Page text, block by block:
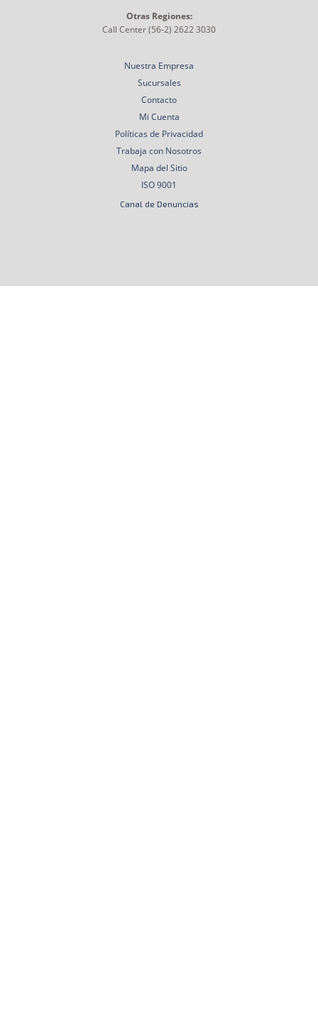
Otras Regiones:
Call Center (56-2) 2622 3030
Nuestra Empresa
Sucursales
Contacto
Mi Cuenta
Políticas de Privacidad
Trabaja con Nosotros
Mapa del Sitio
ISO 9001
Canal de Denuncias